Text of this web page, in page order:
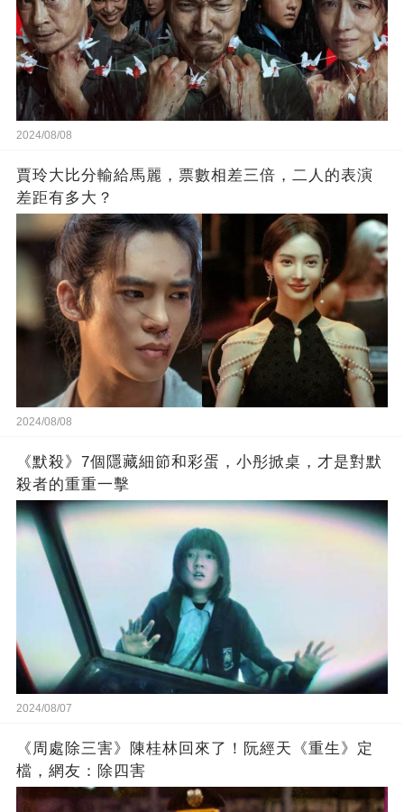
2024/08/08
賈玲大比分輸給馬麗，票數相差三倍，二人的表演
差距有多大？
2024/08/08
《默殺》7個隱藏細節和彩蛋，小彤掀桌，才是對默
殺者的重重一擊
2024/08/07
《周處除三害》陳桂林回來了！阮經天《重生》定
檔，網友：除四害